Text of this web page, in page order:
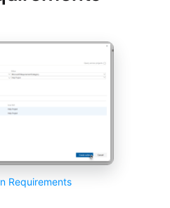
Requirements